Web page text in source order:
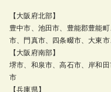
【大阪府北部】
豊中市、池田市、豊能郡豊能
市、門真市、四条畷市、大東
【大阪府南部】
堺市、和泉市、高石市、岸和
市
【兵庫県】